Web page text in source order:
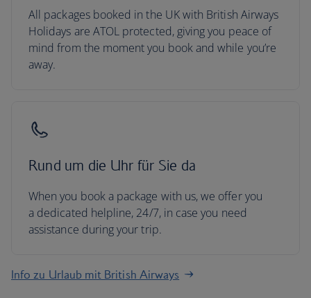
All packages booked in the UK with British Airways
Holidays are ATOL protected, giving you peace of
mind from the moment you book and while you’re
away.
Rund um die Uhr für Sie da
When you book a package with us, we offer you
a dedicated helpline, 24/7, in case you need
assistance during your trip.
Info zu Urlaub mit British Airways